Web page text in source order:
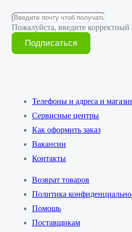
Пожалуйста, введите корректный
Подписаться
Телефоны и адреса и
Сервисные центры
Как оформить заказ
Вакансии
Контакты
Возврат товаров
Политика
Помощь
Поставщикам